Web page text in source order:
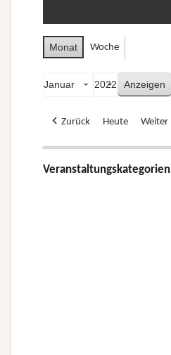
Monat Woche
Zurück Heute Weiter
Veranstaltungskategorien